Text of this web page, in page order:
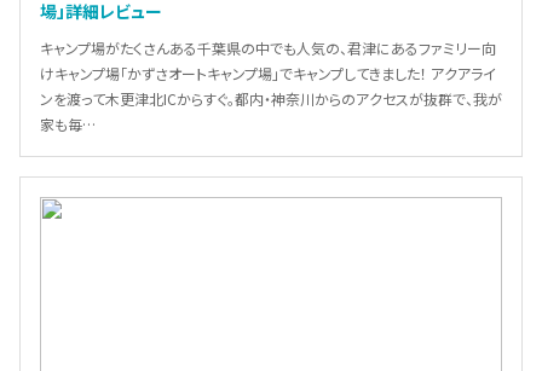
場」詳細レビュー
キャンプ場がたくさんある千葉県の中でも人気の、君津にあるファミリー向
けキャンプ場「かずさオートキャンプ場」でキャンプしてきました！ アクアライ
ンを渡って木更津北ICからすぐ。都内・神奈川からのアクセスが抜群で、我が
家も毎…